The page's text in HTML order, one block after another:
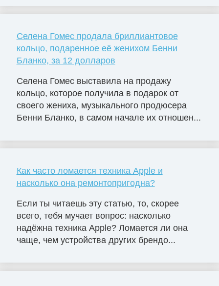
Селена Гомес продала бриллиантовое
кольцо, подаренное её женихом Бенни
Бланко, за 12 долларов
Селена Гомес выставила на продажу
кольцо, которое получила в подарок от
своего жениха, музыкального продюсера
Бенни Бланко, в самом начале их отношен...
Как часто ломается техника Apple и
насколько она ремонтопригодна?
Если ты читаешь эту статью, то, скорее
всего, тебя мучает вопрос: насколько
надёжна техника Apple? Ломается ли она
чаще, чем устройства других брендо...